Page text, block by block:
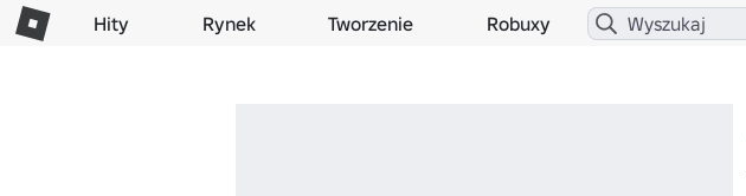
Hity Rynek Tworzenie Robuxy